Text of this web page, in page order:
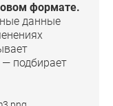
формате.
данные
подбирает